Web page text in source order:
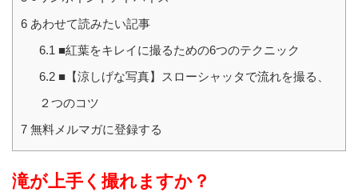
6 あわせて読みたい記事
6.1 ■紅葉をキレイに撮るための6つのテクニック
6.2■【涼しげな写真】スローシャッタで流れを撮る、
２つのコツ
7 無料メルマガに登録する
滝が上手く撮れますか？